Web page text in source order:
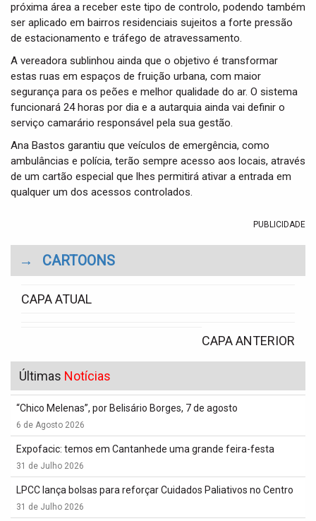
próxima área a receber este tipo de controlo, podendo também
ser aplicado em bairros residenciais sujeitos a forte pressão
de estacionamento e tráfego de atravessamento.
A vereadora sublinhou ainda que o objetivo é transformar
estas ruas em espaços de fruição urbana, com maior
segurança para os peões e melhor qualidade do ar. O sistema
funcionará 24 horas por dia e a autarquia ainda vai definir o
serviço camarário responsável pela sua gestão.
Ana Bastos garantiu que veículos de emergência, como
ambulâncias e polícia, terão sempre acesso aos locais, através
de um cartão especial que lhes permitirá ativar a entrada em
qualquer um dos acessos controlados.
PUBLICIDADE
→ CARTOONS
CAPA ATUAL
CAPA ANTERIOR
Últimas Notícias
“Chico Melenas”, por Belisário Borges, 7 de agosto
6 de Agosto 2026
Expofacic: temos em Cantanhede uma grande feira-festa
31 de Julho 2026
LPCC lança bolsas para reforçar Cuidados Paliativos no Centro
31 de Julho 2026